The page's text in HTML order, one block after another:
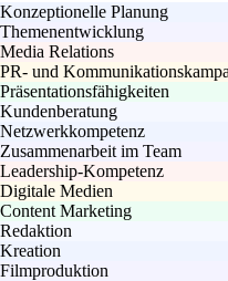
Konzeptionelle Planung
Themenentwicklung
Media Relations
PR- und
Präsentationsfähigkeiten
Kundenberatung
Netzwerkkompetenz
Zusammenarbeit im Team
Leadership-Kompetenz
Digitale Medien
Content Marketing
Redaktion
Kreation
Filmproduktion